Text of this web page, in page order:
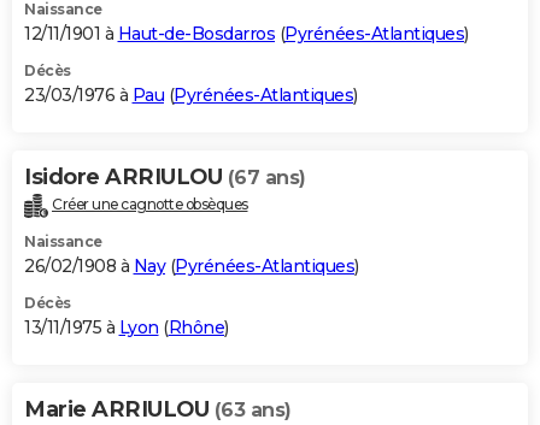
Naissance
12/11/1901 à Haut-de-Bosdarros (Pyrénées-Atlantiques)
Décès
23/03/1976 à Pau (Pyrénées-Atlantiques)
Isidore ARRIULOU (67 ans)
Créer une cagnotte obsèques
Naissance
26/02/1908 à Nay(Pyrénées-Atlantiques)
Décès
13/11/1975 à Lyon (Rhône)
Marie ARRIULOU (63 ans)